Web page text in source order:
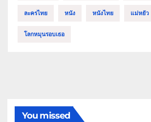
ละครไทย หนัง หนังไทย แม่หยัว
โลกหมุนรอบเธอ
You missed